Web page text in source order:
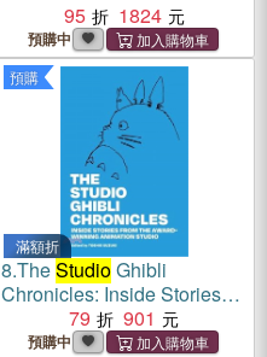
95
1824
預購中
預購
滿額折
8.TheStudioGhibli
Chronicles: Inside Stories
from the Award-Winning
AnimationStudio
79 901
預購中